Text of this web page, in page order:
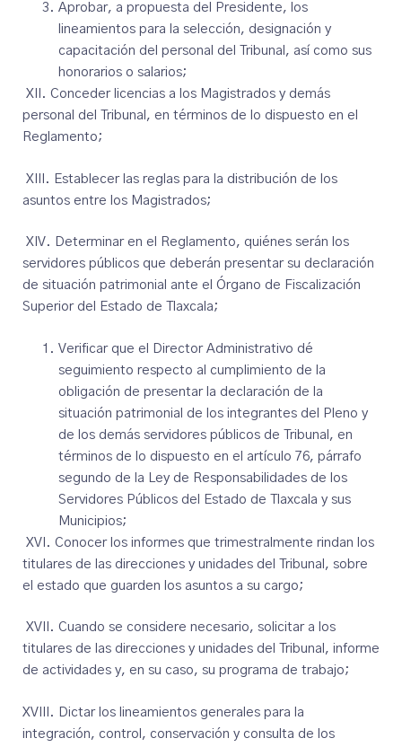
Aprobar, a propuesta del Presidente, los
lineamientos para la selección, designación y
capacitación del personal del Tribunal, así como sus
honorarios o salarios;
XII. Conceder licencias a los Magistrados y demás
personal del Tribunal, en términos de lo dispuesto en el
Reglamento;
XIII. Establecer las reglas para la distribución de los
asuntos entre los Magistrados;
XIV. Determinar en el Reglamento, quiénes serán los
servidores públicos que deberán presentar su declaración
de situación patrimonial ante el Órgano de Fiscalización
Superior del Estado de Tlaxcala;
Verificar que el Director Administrativo dé
seguimiento respecto al cumplimiento de la
obligación de presentar la declaración de la
situación patrimonial de los integrantes del Pleno y
de los demás servidores públicos de Tribunal, en
términos de lo dispuesto en el artículo 76, párrafo
segundo de la Ley de Responsabilidades de los
Servidores Públicos del Estado de Tlaxcala y sus
Municipios;
XVI. Conocer los informes que trimestralmente rindan los
titulares de las direcciones y unidades del Tribunal, sobre
el estado que guarden los asuntos a su cargo;
XVII. Cuando se considere necesario, solicitar a los
titulares de las direcciones y unidades del Tribunal, informe
de actividades y, en su caso, su programa de trabajo;
XVIII. Dictar los lineamientos generales para la
integración, control, conservación y consulta de los